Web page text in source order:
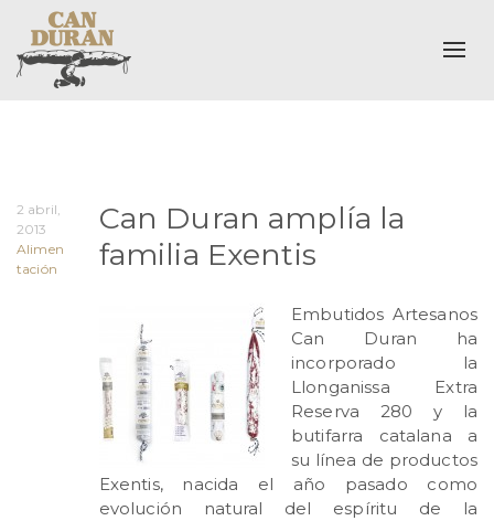
2 abril,
2013
Alimen
tación
Can Duran amplía la
familia Exentis
Embutidos Artesanos
Can Duran ha
incorporado la
Llonganissa Extra
Reserva 280 y la
butifarra catalana a
su línea de productos
Exentis, nacida el año pasado como
evolución natural del espíritu de la